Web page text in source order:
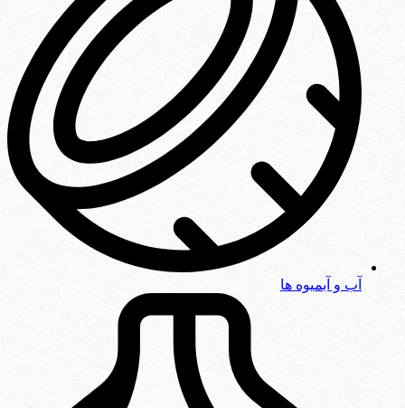
آب و آبمیوه ها